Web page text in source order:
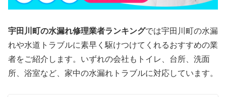
宇田川町の水漏れ修理業者ランキングでは宇田川町の水漏
れや水道トラブルに素早く駆けつけてくれるおすすめの業
者をご紹介します。いずれの会社もトイレ、台所、洗面
所、浴室など、家中の水漏れトラブルに対応しています。